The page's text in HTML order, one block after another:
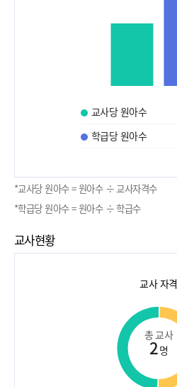
교사당 원아수
학급당 원아수
*교사당 원아수 = 원아수 ÷ 교사자격수
*학급당 원아수 = 원아수 ÷ 학급수
교사현황
교사 자격
총 교사
2명